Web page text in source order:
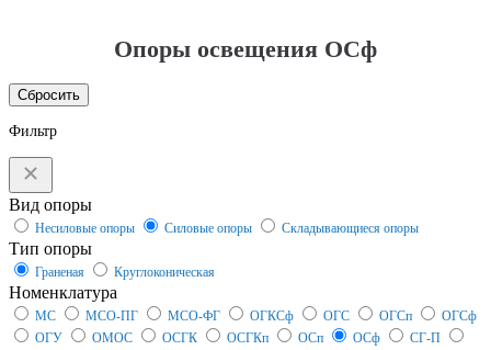
Опоры освещения ОСф
Сбросить
Фильтр
Вид опоры
Несиловые опоры Силовые опоры Складывающиеся опоры
Тип опоры
Граненая Круглоконическая
Номенклатура
МС МСО-ПГ МСО-ФГ ОГКСф ОГС ОГСп
ОГСф
ОГУ
ОМОС ОСГК ОСГКп ОСп ОСф
СГ-П